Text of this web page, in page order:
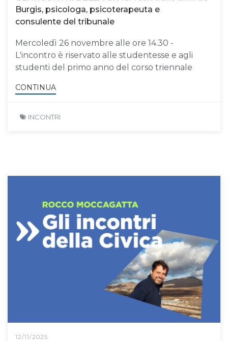
Burgis, psicologa, psicoterapeuta e
consulente del tribunale
Mercoledì 26 novembre alle ore 14.30 -
L'incontro è riservato alle studentesse e agli
studenti del primo anno del corso triennale
CONTINUA
INCONTRI
12/11/2025